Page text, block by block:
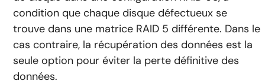
condition que chaque disque défectueux se
trouve dans une matrice RAID 5 différente. Dans le
cas contraire, la récupération des données est la
seule option pour éviter la perte définitive des
données.